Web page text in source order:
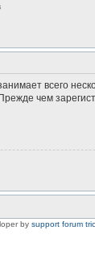
всего
чем
by support forum